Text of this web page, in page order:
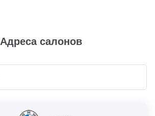
Адреса салонов